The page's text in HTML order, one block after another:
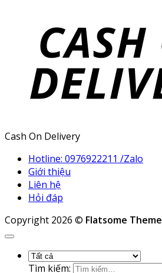
Cash On Delivery
Hotline: 0976922211 /Zalo
Giới thiệu
Liên hệ
Hỏi đáp
Copyright 2026 © Flatsome Theme
Tìm kiếm: